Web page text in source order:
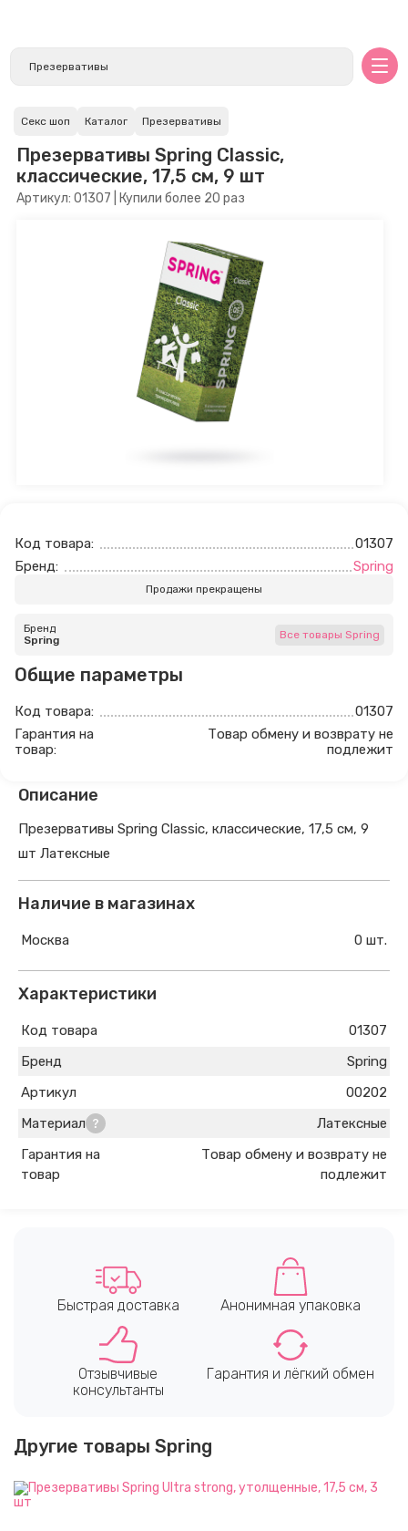
Секс шоп Каталог Презервативы
Презервативы Spring Classic,
классические, 17,5 см, 9 шт
Артикул: 01307 | Купили более 20 раз
Код товара:
01307
Бренд:
Spring
Продажи прекращены
Бренд
Spring
Все товары Spring
Общие параметры
Код товара:
01307
Гарантия на
товар:
Товар обмену и возврату не
подлежит
Описание
Презервативы Spring Classic, классические, 17,5 см, 9
шт Латексные
Наличие в магазинах
Москва 0 шт.
Характеристики
Код товара
01307
Бренд
Spring
Артикул
00202
Материал
Латексные
Гарантия на
товар
Товар обмену и возврату не
подлежит
Быстрая доставка Анонимная упаковка
Отзывчивые
консультанты
Гарантия и лёгкий обмен
Другие товары Spring